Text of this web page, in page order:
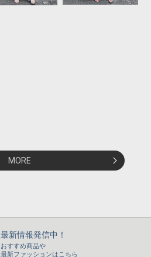
MORE
最新情報発信中！
おすすめ商品や
最新ファッションはこちら